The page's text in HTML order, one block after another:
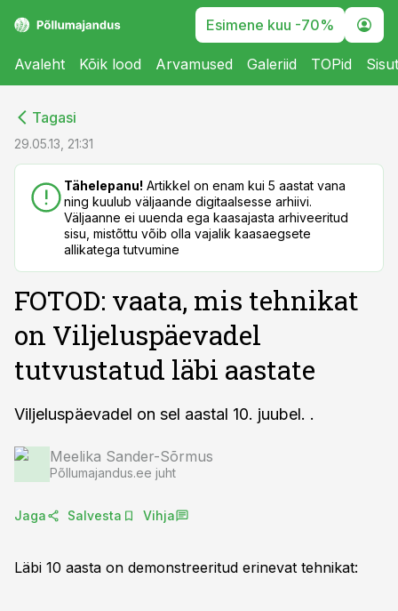
Esimene kuu -70%
Avaleht Kõik lood Arvamused Galeriid TOPid
Tagasi
29.05.13, 21:31
Tähelepanu! Artikkel on enam kui 5 aastat vana
ning kuulub väljaande digitaalsesse arhiivi.
Väljaanne ei uuenda ega kaasajasta arhiveeritud
sisu, mistõttu võib olla vajalik kaasaegsete
allikatega tutvumine
FOTOD: vaata, mis tehnikat
on Viljeluspäevadel
tutvustatud läbi aastate
Viljeluspäevadel on sel aastal 10. juubel. .
Meelika Sander-Sõrmus
Põllumajandus.ee juht
Jaga Salvesta Vihja
Läbi 10 aasta on demonstreeritud erinevat tehnikat: